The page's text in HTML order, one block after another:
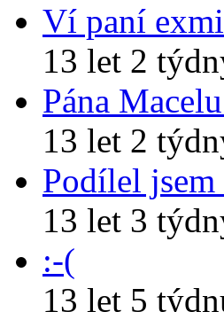
Ví paní
13 let 2
Pána
13 let 2
Podílel
13 let 3
:-(
13 let 5